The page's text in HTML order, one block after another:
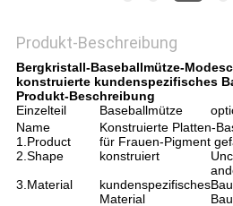
Produkt-Beschreibung
Bergkristall-Baseballmütze-
konstruierte kundenspezifisches
Produkt-Beschreibung
Einzelteil
Baseballmütze
Name
1.Product
Konstruierte Platten-
für Frauen-Pigment
2.Shape
konstruiert
3.Material
kundenspezifisches
Material